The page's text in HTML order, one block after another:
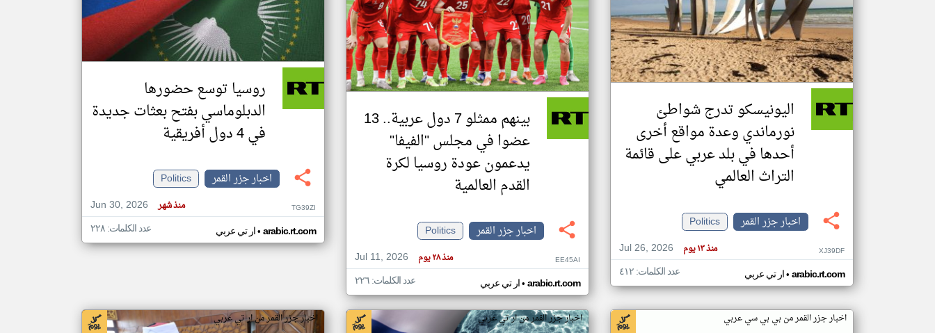
تغيير الدولة
اخبار جزر القمر على مدار الساعة
أهم اخبار جزر القمر العاجلة والمباشرة
اليونيسكو تدرج شواطئ
نورماندي وعدة مواقع أخرى
أحدها في بلد عربي على قائمة
التراث العالمي
اخبار جزر القمر
Politics
Jul 26, 2026
منذ ١٣ يوم XJ39DF
ار تي عربي• arabic.rt.com عدد الكلمات: ٤١٢
بينهم ممثلو 7 دول عربية.. 13
عضوا في مجلس "الفيفا"
يدعمون عودة روسيا لكرة
القدم العالمية
اخبار جزر القمر
Politics
Jul 11, 2026
منذ ٢٨ يوم EE45AI
ار تي عربي• arabic.rt.com عدد الكلمات: ٢٢٦
روسيا توسع حضورها
الدبلوماسي بفتح بعثات جديدة
في 4 دول أفريقية
اخبار جزر القمر
Politics
Jun 30, 2026
منذ شهر TG39ZI
ار تي عربي• arabic.rt.com عدد الكلمات: ٢٢٨
اخبار جزر القمر من بي بي سي عربي اخبار جزر القمر من ار تي عربي اخبار جزر القمر من ار تي عربي
klyoum.com